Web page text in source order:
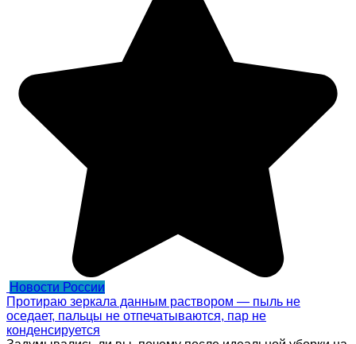
Новости России
Протираю зеркала данным раствором — пыль не
оседает, пальцы не отпечатываются, пар не
конденсируется